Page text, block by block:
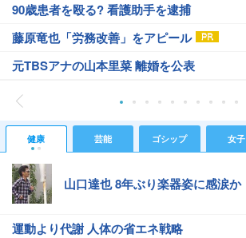
90歳患者を殴る? 看護助手を逮捕
藤原竜也「労務改善」をアピール
元TBSアナの山本里菜 離婚を公表
健康 芸能 ゴシップ 女子
山口達也 8年ぶり楽器姿に感涙か
運動より代謝 人体の省エネ戦略